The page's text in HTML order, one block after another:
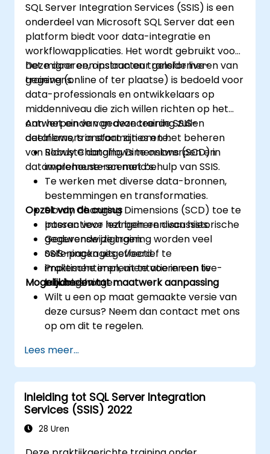
SQL Server Integration Services (SSIS) is een
onderdeel van Microsoft SQL Server dat een
platform biedt voor data-integratie en
workflowapplicaties. Het wordt gebruikt voor
het migreren, opslaan en transformeren van
gegevens.
Deze door een instructeur geleide live-
training (online of ter plaatse) is bedoeld voor
data-professionals en ontwikkelaars op
middenniveau die zich willen richten op het
ontwerpen van geavanceerde SSIS-
dataflows, transformaties en het beheren
van Slowly Changing Dimensions (SCD) in
datawarehouse-scenario’s.
Aan het einde van deze training zullen
deelnemers in staat zijn om te:
Robuste dataflows te ontwerpen en
implementeren met behulp van SSIS.
Te werken met diverse data-bronnen,
bestemmingen en transformaties.
Slowly Changing Dimensions (SCD) toe te
passen voor het beheren van historische
gegevenswijzigingen.
SSIS-packages effectief te
implementeren, uit te voeren en te
troubleshooten.
Opzet van de cursus
Interactieve lezingen en discussies.
Gedurende de training worden veel
oefeningen uitgevoerd.
Praktische implementatie in een live-
labomgeving.
Mogelijkheden tot maatwerk aanpassing
Wilt u een op maat gemaakte versie van
deze cursus? Neem dan contact met ons
op om dit te regelen.
Lees meer...
Inleiding tot SQL Server Integration
Services (SSIS) 2022
28 Uren